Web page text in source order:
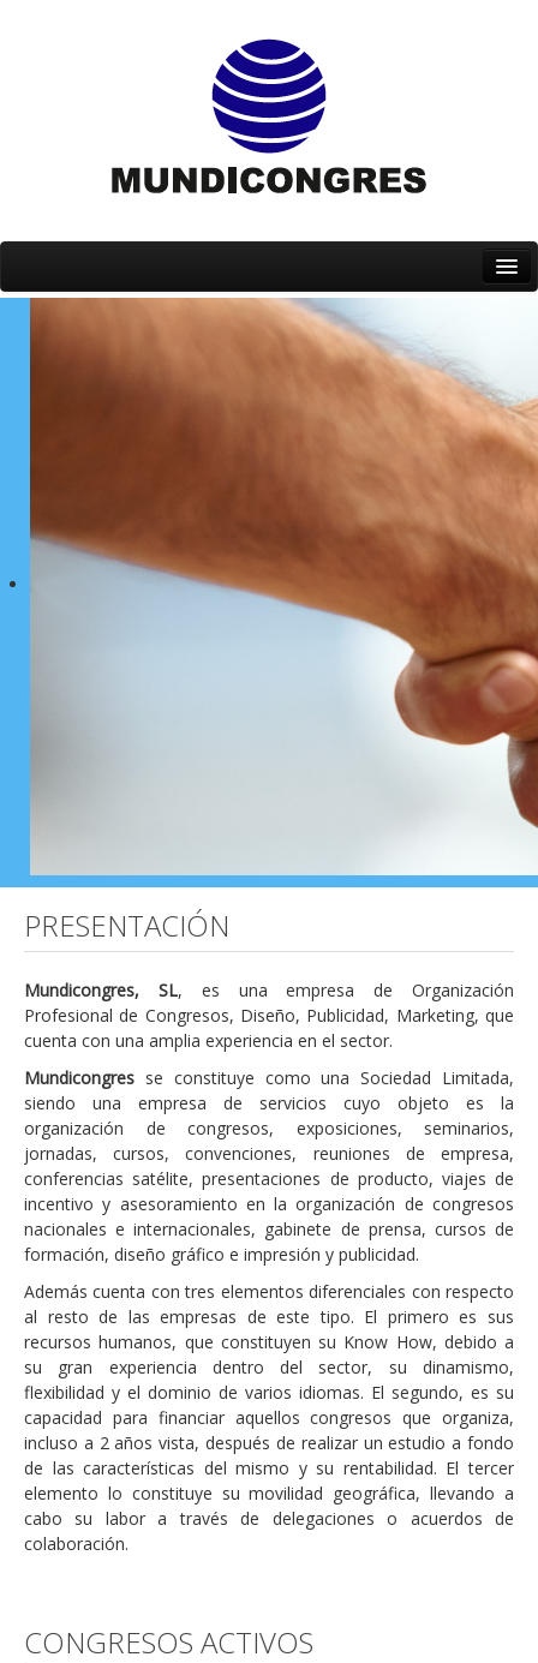
Inicio
PRESENTACIÓN
Mundicongres, SL, es una empresa de Organización
Profesional de Congresos, Diseño, Publicidad, Marketing, que
cuenta con una amplia experiencia en el sector.
Mundicongres se constituye como una Sociedad Limitada,
siendo una empresa de servicios cuyo objeto es la
organización de congresos, exposiciones, seminarios,
jornadas, cursos, convenciones, reuniones de empresa,
conferencias satélite, presentaciones de producto, viajes de
incentivo y asesoramiento en la organización de congresos
nacionales e internacionales, gabinete de prensa, cursos de
formación, diseño gráfico e impresión y publicidad.
Además cuenta con tres elementos diferenciales con respecto
al resto de las empresas de este tipo. El primero es sus
recursos humanos, que constituyen su Know How, debido a
su gran experiencia dentro del sector, su dinamismo,
flexibilidad y el dominio de varios idiomas. El segundo, es su
capacidad para financiar aquellos congresos que organiza,
incluso a 2 años vista, después de realizar un estudio a fondo
de las características del mismo y su rentabilidad. El tercer
elemento lo constituye su movilidad geográfica, llevando a
cabo su labor a través de delegaciones o acuerdos de
colaboración.
CONGRESOS ACTIVOS